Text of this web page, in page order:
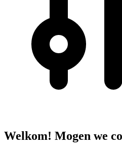
Welkom! Mogen we